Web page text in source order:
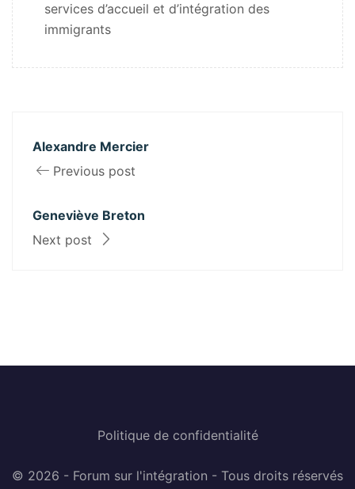
services d’accueil et d’intégration des
immigrants
Alexandre Mercier
Previous post
Geneviève Breton
Next post
Politique de confidentialité
© 2026 - Forum sur l'intégration - Tous droits réservés